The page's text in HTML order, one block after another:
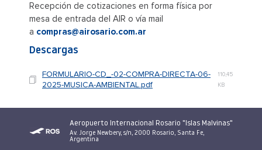
Recepción de cotizaciones en forma física por
mesa de entrada del AIR o vía mail
a compras@airosario.com.ar
Descargas
FORMULARIO-CD_-02-COMPRA-DIRECTA-06-
2025-MUSICA-AMBIENTAL.pdf
110,45
KB
Aeropuerto Internacional Rosario "Islas Malvinas"
Av. Jorge Newbery, s/n, 2000 Rosario, Santa Fe,
Argentina